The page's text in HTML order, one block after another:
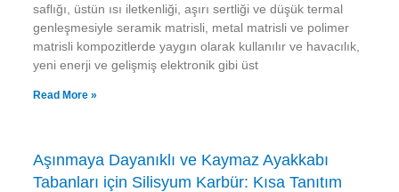
saflığı, üstün ısı iletkenliği, aşırı sertliği ve düşük termal
genleşmesiyle seramik matrisli, metal matrisli ve polimer
matrisli kompozitlerde yaygın olarak kullanılır ve havacılık,
yeni enerji ve gelişmiş elektronik gibi üst
Read More »
Aşınmaya Dayanıklı ve Kaymaz Ayakkabı
Tabanları için Silisyum Karbür: Kısa Tanıtım